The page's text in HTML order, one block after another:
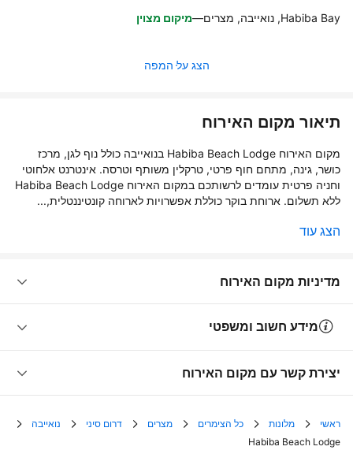
Habiba Bay, נואייבה, מצרים —מיקום מצוין
הצג על המפה
תיאור מקום האירוח
מקום האירוח Habiba Beach Lodge בנואייבה כולל נוף לגן, מרכז
כושר, גינה, מתחם חוף פרטי, טרקלין משותף וטרסה. אינטרנט אלחוטי
וחניה פרטית עומדים לרשותכם במקום האירוח Habiba Beach Lodge
ללא תשלום. ארוחת בוקר כוללת אפשרויות לארוחה קונטיננטלית,...
הצג עוד
מדיניות מקום האירוח
מידע חשוב ומשפטי
יצירת קשר עם מקום האירוח
ראשי מלונות כל הצימרים מצרים דרום סיני
נואייבה
Habiba Beach Lodge